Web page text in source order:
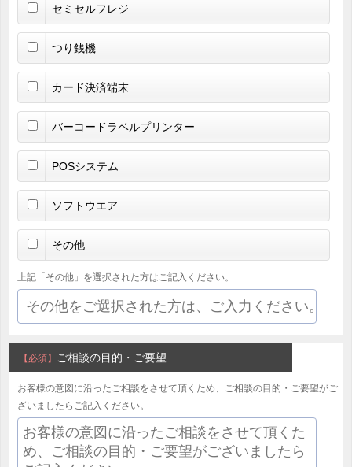
セミセルフレジ
つり銭機
カード決済端末
バーコードラベルプリンター
POSシステム
ソフトウエア
その他
上記「その他」を選択された方はご記入ください。
【必須】 ご相談の目的・ご要望
お客様の意図に沿ったご相談をさせて頂くため、ご相談の目的・ご要望がご
ざいましたらご記入ください。